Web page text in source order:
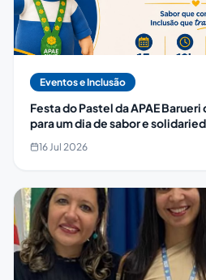
Eventos e Inclusão
Festa do Pastel da APAE
para um dia de sabor e
16 Jul 2026